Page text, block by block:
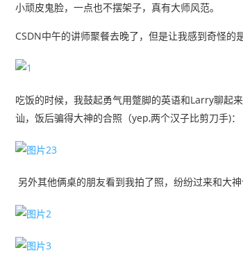
小顽皮鬼脸，一点也不摆架子，真有大师风范。
CSDN中午的讲师聚餐去晚了，但是让我感到奇怪
吃饭的时候，我鼓起勇气用蹩脚的英语和Larry聊起
讪，饭后骗得大神的合照（yep,两个汉子比剪刀手)：
另外其他俩桌的朋友看到我拍了照，纷纷过来和大